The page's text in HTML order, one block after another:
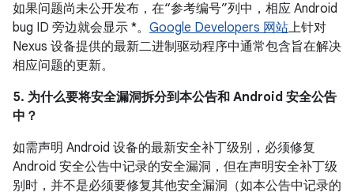
如果问题尚未公开发布，在“参考编号”列中，相应 Android
bug ID 旁边就会显示 *。 Google Developers 网站上针对
Nexus 设备提供的最新二进制驱动程序中通常包含旨在解决
相应问题的更新。
5. 为什么要将安全漏洞拆分到本公告和 Android 安全公告
中？
如需声明 Android 设备的最新安全补丁级别，必须修复
Android 安全公告中记录的安全漏洞，但在声明安全补丁级
别时，并不是必须要修复其他安全漏洞（如本公告中记录的